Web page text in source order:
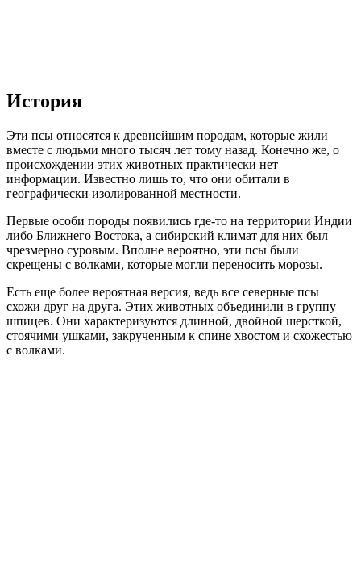
История
Эти псы относятся к древнейшим породам, которые жили
вместе с людьми много тысяч лет тому назад. Конечно же, о
происхождении этих животных практически нет
информации. Известно лишь то, что они обитали в
географически изолированной местности.
Первые особи породы появились где-то на территории Индии
либо Ближнего Востока, а сибирский климат для них был
чрезмерно суровым. Вполне вероятно, эти псы были
скрещены с волками, которые могли переносить морозы.
Есть еще более вероятная версия, ведь все северные псы
схожи друг на друга. Этих животных объединили в группу
шпицев. Они характеризуются длинной, двойной шерсткой,
стоячими ушками, закрученным к спине хвостом и схожестью
с волками.